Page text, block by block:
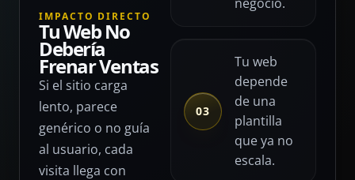
IMPACTO DIRECTO
Tu Web No
Debería
Frenar Ventas
Si el sitio carga
lento, parece
genérico o no guía
al usuario, cada
visita llega con
03
Tu web
depende
de una
plantilla
que ya no
escala.